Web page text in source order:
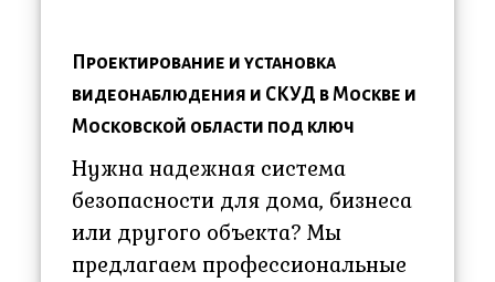
Проектирование и установка
видеонаблюдения и СКУД в Москве и
Московской области под ключ
Нужна надежная система
безопасности для дома, бизнеса
или другого объекта? Мы
предлагаем профессиональные